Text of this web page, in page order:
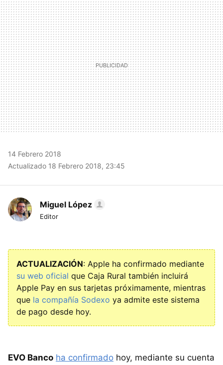
MAIL
14 Febrero 2018
Actualizado 18 Febrero 2018, 23:45
Miguel López
Editor
ACTUALIZACIÓN: Apple ha confirmado mediante
su web oficial que Caja Rural también incluirá
Apple Pay en sus tarjetas próximamente, mientras
que la compañía Sodexo ya admite este sistema
de pago desde hoy.
EVO Banco ha confirmado hoy, mediante su cuenta